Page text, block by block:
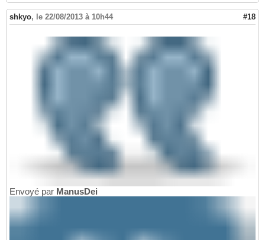
shkyo, le 22/08/2013 à 10h44 #18
Envoyé par ManusDei